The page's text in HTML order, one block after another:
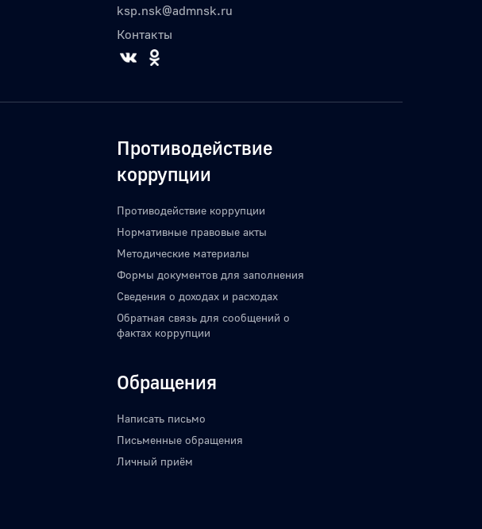
ksp.nsk@admnsk.ru
Контакты
Противодействие
коррупции
Противодействие коррупции
Нормативные правовые акты
Методические материалы
Формы документов для заполнения
Сведения о доходах и расходах
Обратная связь для сообщений о
фактах коррупции
Обращения
Написать письмо
Письменные обращения
Личный приём